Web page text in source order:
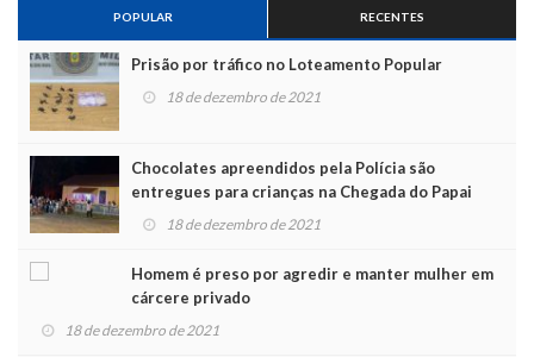
POPULAR RECENTES
Prisão por tráfico no Loteamento Popular
18 de dezembro de 2021
Chocolates apreendidos pela Polícia são
entregues para crianças na Chegada do Papai
Noel
18 de dezembro de 2021
Homem é preso por agredir e manter mulher em
cárcere privado
18 de dezembro de 2021